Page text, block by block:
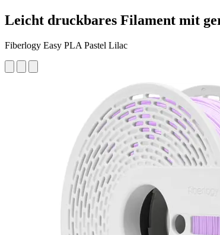
Leicht druckbares Filament mit
Fiberlogy Easy PLA Pastel Lilac